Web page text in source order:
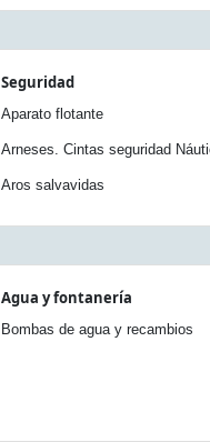
Seguridad
Aparato flotante
Arneses. Cintas seguridad
Aros salvavidas
Agua y fontanería
Bombas de agua y recambios